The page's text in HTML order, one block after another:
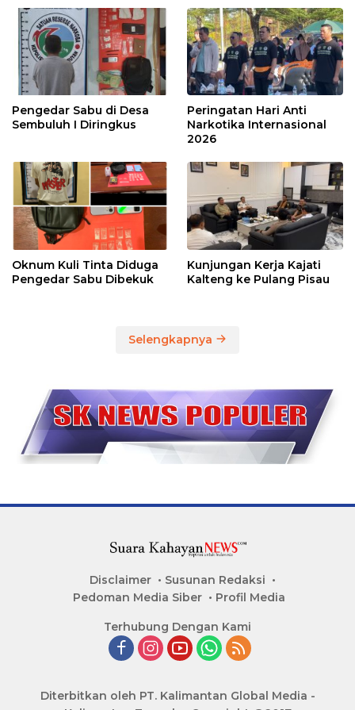
Pengedar Sabu di Desa
Sembuluh I Diringkus
Peringatan Hari Anti
Narkotika Internasional
2026
Oknum Kuli Tinta Diduga
Pengedar Sabu Dibekuk
Kunjungan Kerja Kajati
Kalteng ke Pulang Pisau
Selengkapnya
Disclaimer
Susunan Redaksi
Pedoman Media Siber
Profil Media
Terhubung Dengan Kami
Diterbitkan oleh PT. Kalimantan Global Media -